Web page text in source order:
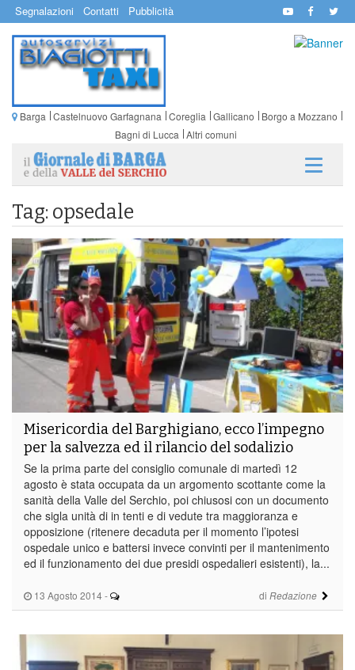
Segnalazioni Contatti Pubblicità
Barga Castelnuovo Garfagnana Coreglia Gallicano
Borgo a Mozzano
Bagni di Lucca Altri comuni
Tag: opsedale
13 Agosto 2014 - di Redazione
Misericordia del Barghigiano, ecco l’impegno
per la salvezza ed il rilancio del sodalizio
Se la prima parte del consiglio comunale di martedì 12
agosto è stata occupata da un argomento scottante come la
sanità della Valle del Serchio, poi chiusosi con un documento
che sigla unità di in tenti e di vedute tra maggioranza e
opposizione (ritenere decaduta per il momento l’ipotesi
ospedale unico e battersi invece convinti per il mantenimento
ed il funzionamento dei due presidi ospedalieri esistenti), la...